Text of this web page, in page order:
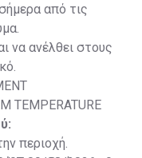
από τις
να ανέλθει στους
TEMPERATURE
περιοχή.